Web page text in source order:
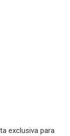
exclusiva para